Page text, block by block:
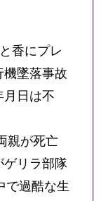
香にプレ
機墜落事故
月日は不
親が死亡
ゲリラ部隊
で過酷な生